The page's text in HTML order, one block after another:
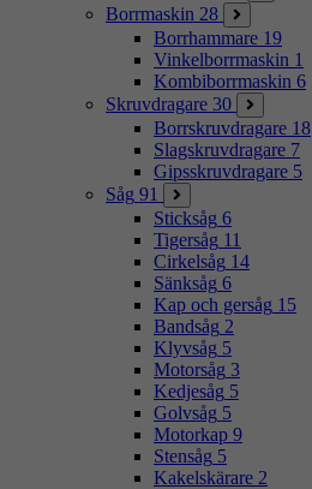
Borrmaskin 28
Borrhammare 19
Vinkelborrmaskin 1
Kombiborrmaskin 6
Skruvdragare 30
Borrskruvdragare 18
Slagskruvdragare 7
Gipsskruvdragare 5
Såg 91
Sticksåg 6
Tigersåg 11
Cirkelsåg 14
Sänksåg 6
Kap och gersåg 15
Bandsåg 2
Klyvsåg 5
Motorsåg 3
Kedjesåg 5
Golvsåg 5
Motorkap 9
Stensåg 5
Kakelskärare 2